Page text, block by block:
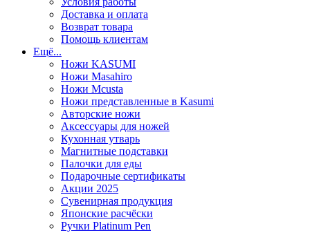
Доставка и оплата
Возврат товара
Помощь клиентам
Ещё...
Ножи KASUMI
Ножи Masahiro
Ножи Mcusta
Ножи представленные в Kasumi
Авторские ножи
Аксессуары для ножей
Кухонная утварь
Магнитные подставки
Палочки для еды
Подарочные сертификаты
Акции 2025
Сувенирная продукция
Японские расчёски
Ручки Platinum Pen